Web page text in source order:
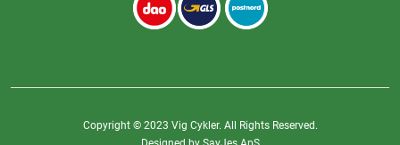
Copyright © 2023 Vig Cykler. All Rights Reserved.